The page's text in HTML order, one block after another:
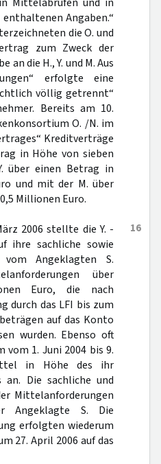
Angaben.“
die O. und
zum Zweck der
die H., Y. und M. Aus
erfolgte eine
völlig getrennt“
Bereits am 10.
O. /N. im
Kreditverträge
in Höhe von sieben
über einen Betrag in
und mit der M. über
Millionen Euro.
16
2006 stellte die Y. -
ihre sachliche sowie
vom Angeklagten S.
über
Euro, die nach
durch das LFI bis zum
auf das Konto
wurden. Ebenso oft
1. Juni 2004 bis 9.
in Höhe des ihr
Die sachliche und
Mittelanforderungen
Angeklagte S. Die
erfolgten wiederum
27. April 2006 auf das